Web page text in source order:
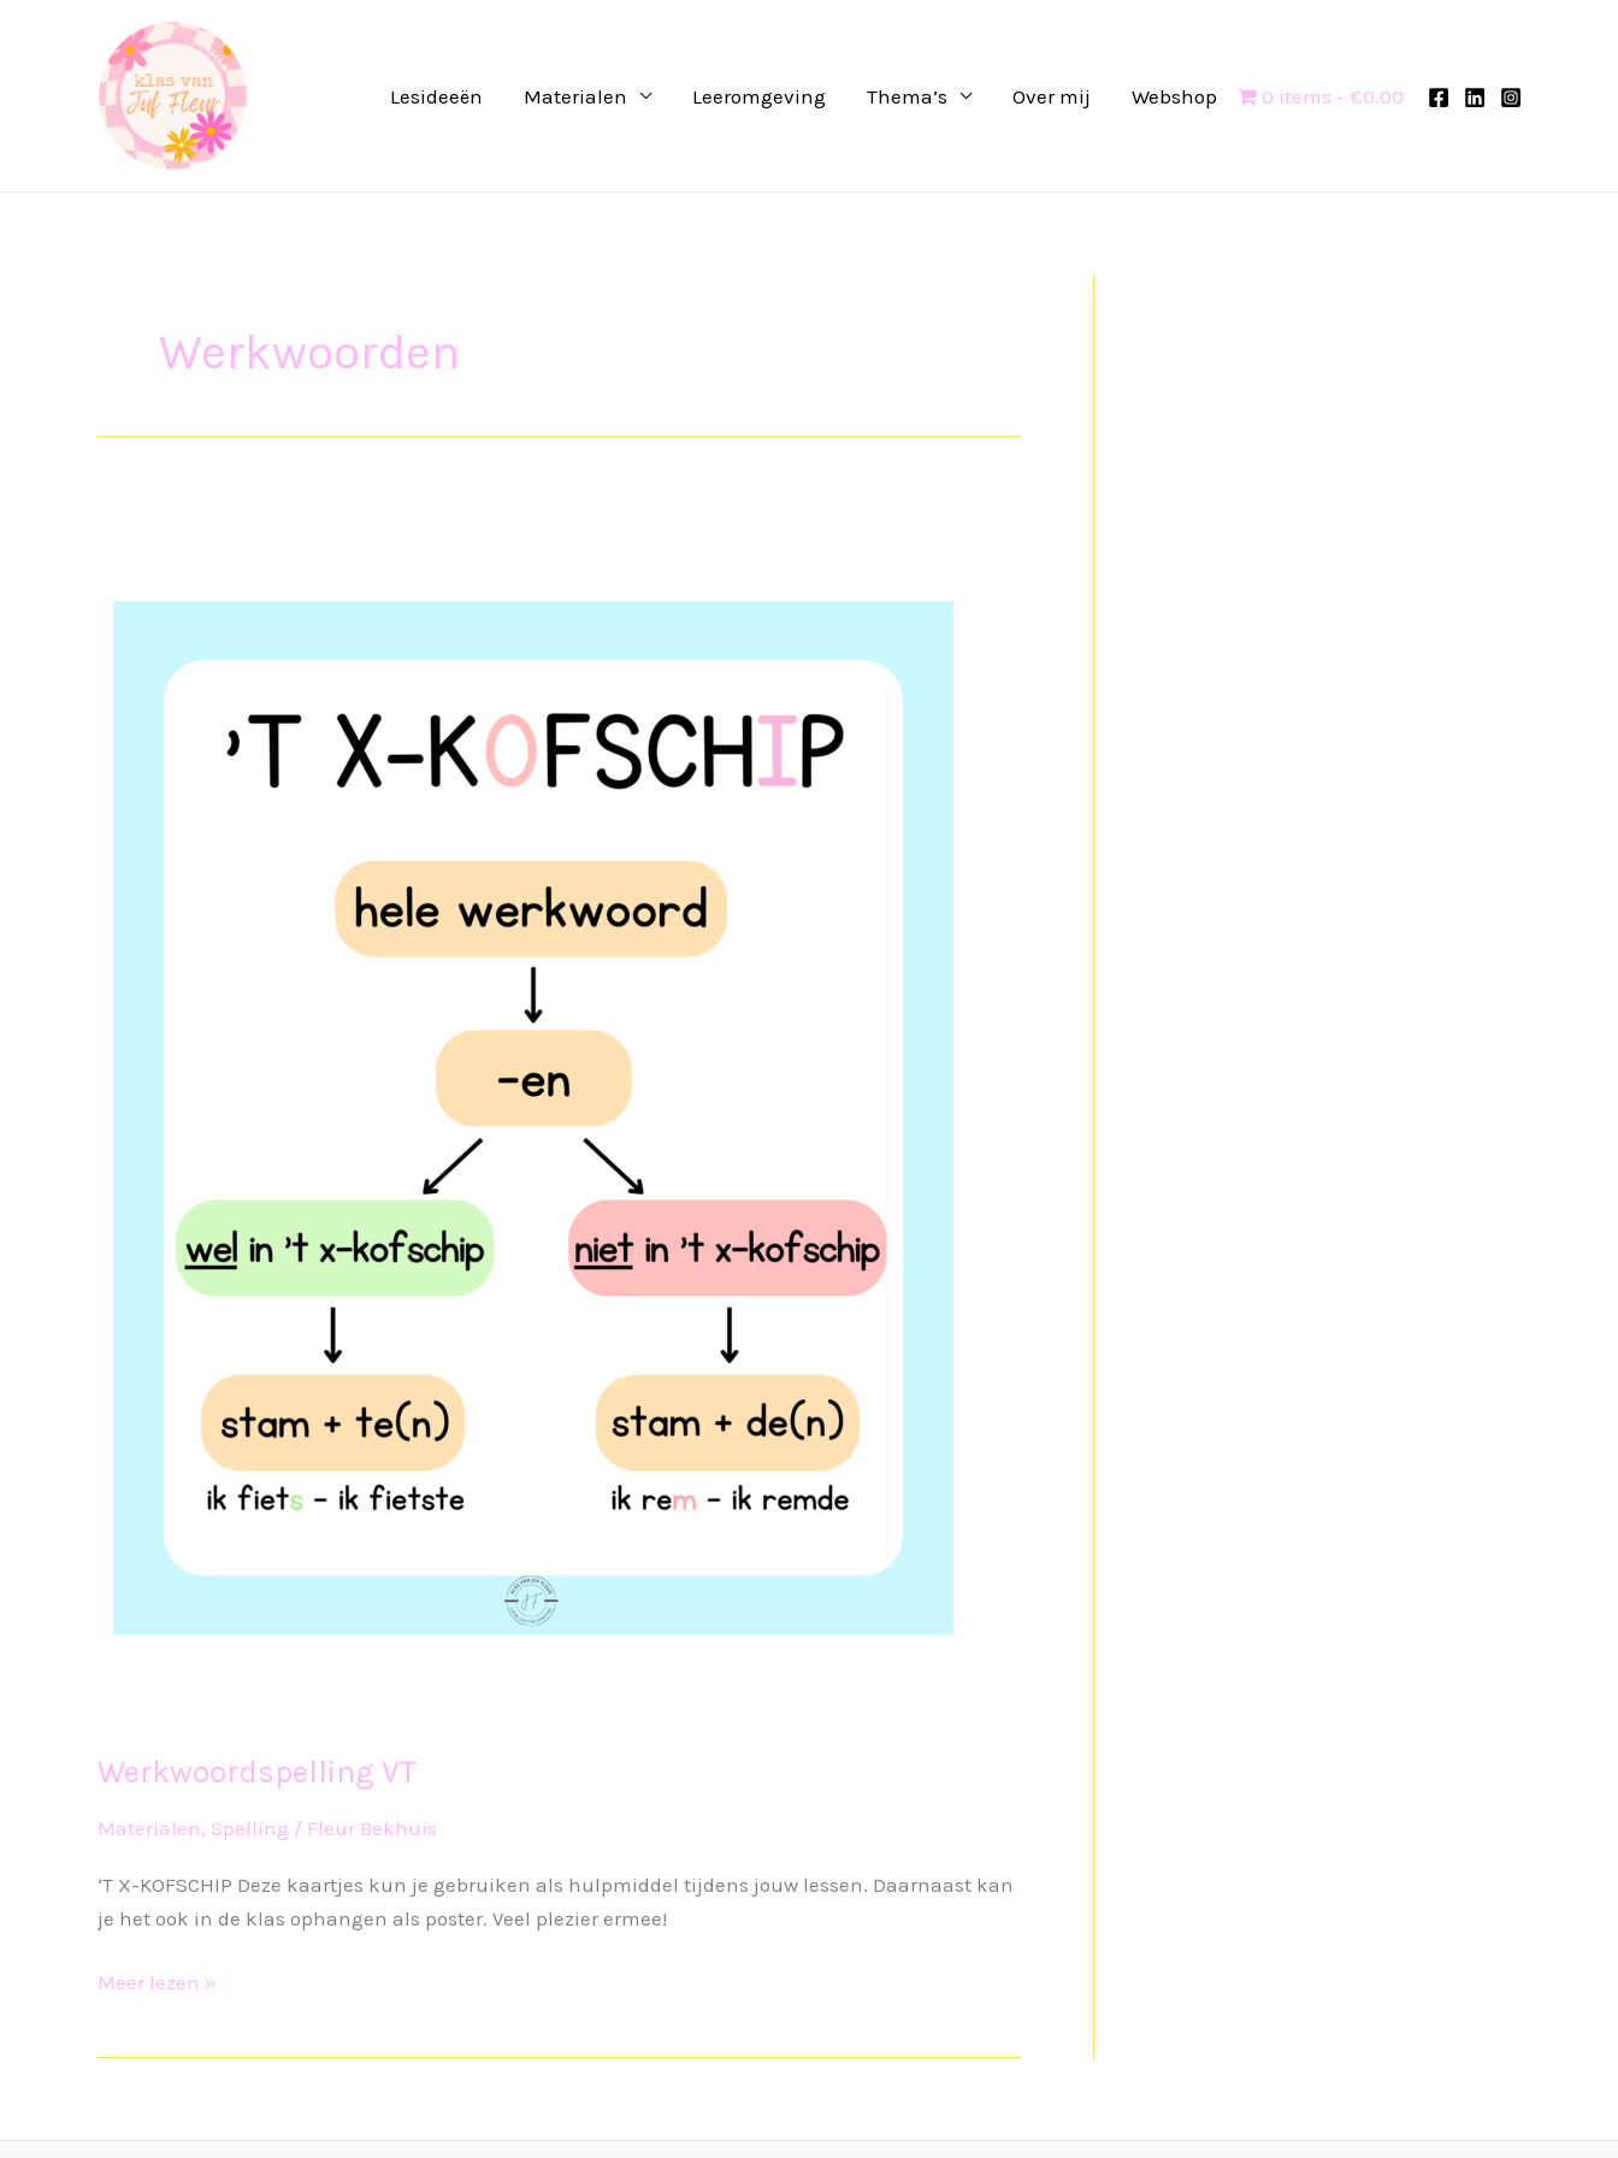
Lesideeën Materialen Leeromgeving Thema’s Over mij Webshop 0 items €0.00
Werkwoorden
Werkwoordspelling VT
Materialen, Spelling / Fleur Bekhuis
‘T X-KOFSCHIP Deze kaartjes kun je gebruiken als hulpmiddel tijdens jouw lessen. Daarnaast kan
je het ook in de klas ophangen als poster. Veel plezier ermee!
Werkwoordspelling
Meer lezen »